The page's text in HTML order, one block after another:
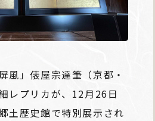
風」俵屋宗達筆（京都・
レプリカが、12月26日
土歴史館で特別展示され